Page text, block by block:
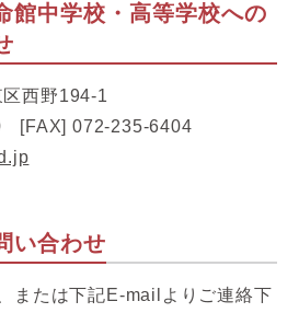
館中学校・高等学校への
西野194-1
[FAX] 072-235-6404
い合わせ
または下記E-mailよりご連絡下